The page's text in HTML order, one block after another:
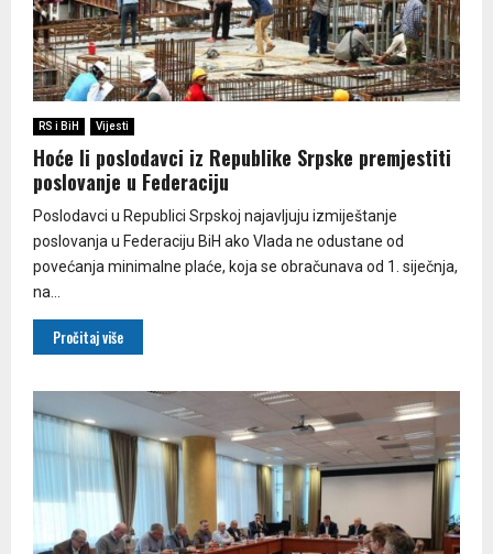
RS i BiH Vijesti
Hoće li poslodavci iz Republike Srpske premjestiti
poslovanje u Federaciju
Poslodavci u Republici Srpskoj najavljuju izmiještanje
poslovanja u Federaciju BiH ako Vlada ne odustane od
povećanja minimalne plaće, koja se obračunava od 1. siječnja,
na...
Pročitaj više